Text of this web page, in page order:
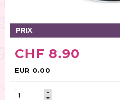
PRIX
CHF 8.90
EUR 0.00